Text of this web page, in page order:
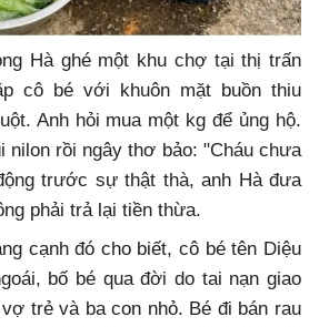
Hà ghé một khu chợ tại thị trấn
cô bé với khuôn mặt buồn thiu
Anh hỏi mua một kg để ủng hộ.
nilon rồi ngây thơ bảo: "Cháu chưa
trước sự thật thà, anh Hà đưa
phải trả lại tiền thừa.
cạnh đó cho biết, cô bé tên Diệu
bố bé qua đời do tai nạn giao
trẻ và ba con nhỏ. Bé đi bán rau